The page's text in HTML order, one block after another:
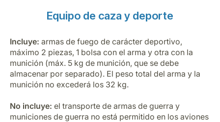
Equipo de caza y deporte
Incluye: armas de fuego de carácter deportivo,
máximo 2 piezas, 1 bolsa con el arma y otra con la
munición (máx. 5 kg de munición, que se debe
almacenar por separado). El peso total del arma y la
munición no excederá los 32 kg.
No incluye: el transporte de armas de guerra y
municiones de guerra no está permitido en los aviones